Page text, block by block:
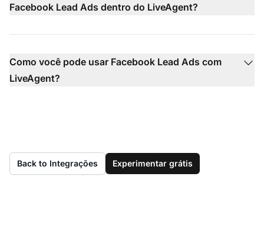
Facebook Lead Ads dentro do LiveAgent?
Como você pode usar Facebook Lead Ads com
LiveAgent?
Back to Integrações Experimentar grátis